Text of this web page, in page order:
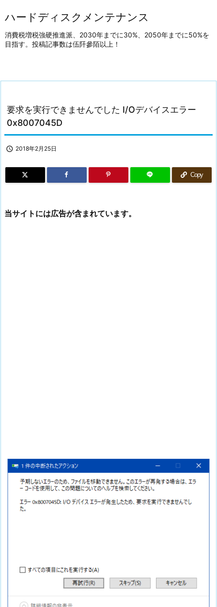
ハードディスクメンテナンス
消費税増税強硬推進派、2030年までに30%、2050年までに50%を
目指す。投稿記事数は伍阡參陌以上！
要求を実行できませんでした I/Oデバイスエラー
0x8007045D
 2018年2月25日
Copy
当サイトには広告が含まれています。